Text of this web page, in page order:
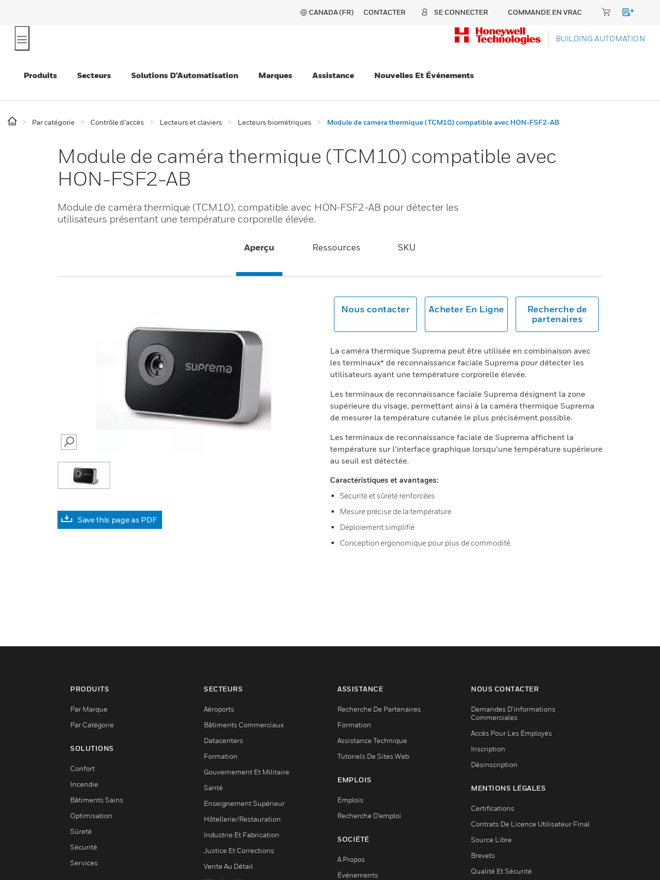
CANADA (FR) CONTACTER SE CONNECTER COMMANDE EN VRAC
BUILDING AUTOMATION
Produits Secteurs Solutions D’Automatisation Marques Assistance Nouvelles Et Événements
Par catégorie Contrôle d’accès Lecteurs et claviers Lecteurs biométriques Module de caméra thermique (TCM10) compatible avec HON-FSF2-AB
Module de caméra thermique (TCM10) compatible avec
HON-FSF2-AB
Module de caméra thermique (TCM10), compatible avec HON-FSF2-AB pour détecter les
utilisateurs présentant une température corporelle élevée.
Aperçu Ressources SKU
SEARCH
Save this page as PDF
Nous contacter Acheter En Ligne
Recherche de
partenaires
La caméra thermique Suprema peut être utilisée en combinaison avec
les terminaux* de reconnaissance faciale Suprema pour détecter les
utilisateurs ayant une température corporelle élevée.
Les terminaux de reconnaissance faciale Suprema désignent la zone
supérieure du visage, permettant ainsi à la caméra thermique Suprema
de mesurer la température cutanée le plus précisément possible.
Les terminaux de reconnaissance faciale de Suprema affichent la
température sur l’interface graphique lorsqu’une température supérieure
au seuil est détectée.
Caractéristiques et avantages:
Sécurité et sûreté renforcées
Mesure précise de la température
Déploiement simplifié
Conception ergonomique pour plus de commodité
PRODUITS
Par Marque
Par Catégorie
SOLUTIONS
Confort
Incendie
Bâtiments Sains
Optimisation
Sûreté
Sécurité
Services
SECTEURS
Aéroports
Bâtiments Commerciaux
Datacenters
Formation
Gouvernement Et Militaire
Santé
Enseignement Supérieur
Hôtellerie/Restauration
Industrie Et Fabrication
Justice Et Corrections
Vente Au Détail
ASSISTANCE
Recherche De Partenaires
Formation
Assistance Technique
Tutoriels De Sites Web
EMPLOIS
Emplois
Recherche D'emploi
SOCIÉTÉ
À Propos
Événements
NOUS CONTACTER
Demandes D’informations
Commerciales
Accès Pour Les Employés
Inscription
Désinscription
MENTIONS LÉGALES
Certifications
Contrats De Licence Utilisateur Final
Source Libre
Brevets
Qualité Et Sécurité